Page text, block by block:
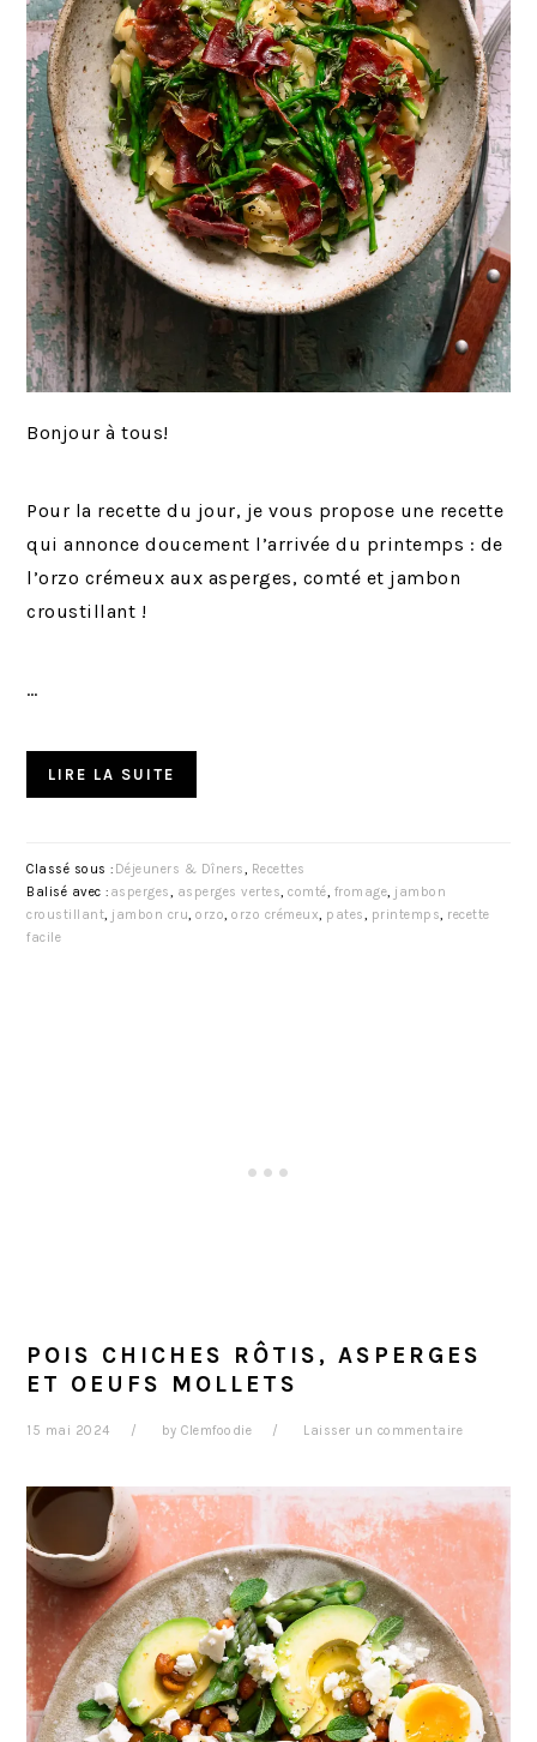
Bonjour à tous!
Pour la recette du jour, je vous propose une recette
qui annonce doucement l’arrivée du printemps : de
l’orzo crémeux aux asperges, comté et jambon
croustillant !
…
LIRE LA SUITE
Classé sous : Déjeuners & Dîners
Recettes
Balisé avec : asperges asperges vertes ,comté fromage jambon
croustillant jambon cru ,orzo ,orzo crémeux pates printemps
recette
facile
POIS CHICHES RÔTIS, ASPERGES
ET OEUFS MOLLETS
15 mai 2024 byClemfoodie Laisser un commentaire